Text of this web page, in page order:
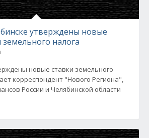
утверждены новые
земельного налога
новые ставки земельного
корреспондент "Нового Региона",
России и Челябинской области